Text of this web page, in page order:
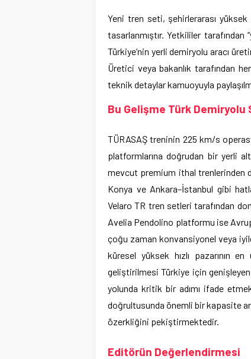
Yeni tren seti, şehirlerarası
tasarlanmıştır. Yetkililer
Türkiye’nin yerli demiryolu aracı
Üretici veya bakanlık tarafından
teknik detaylar kamuoyuyla
Bu Gelişme Türk
TÜRASAŞ treninin 225 km/s
platformlarına doğrudan bir yerli
mevcut premium ithal trenlerinden
Konya ve Ankara–İstanbul gibi
Velaro TR tren setleri tarafından
Avelia Pendolino platformu ise
çoğu zaman konvansiyonel veya
küresel yüksek hızlı pazarının
geliştirilmesi Türkiye için genişleyen
yolunda kritik bir adımı ifade
doğrultusunda önemli bir kapasite
özerkliğini pekiştirmektedir.
Editörün Değerlendirmesi